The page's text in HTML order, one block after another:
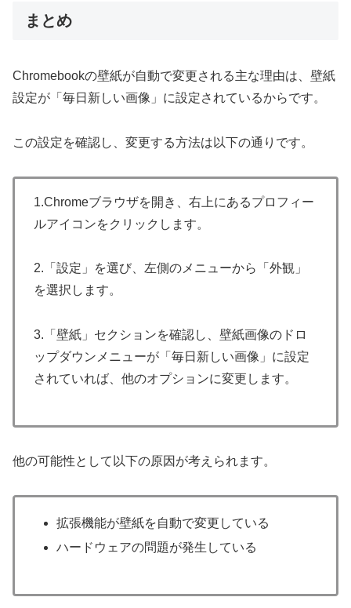
まとめ
Chromebookの壁紙が自動で変更される主な理由は、壁紙
設定が「毎日新しい画像」に設定されているからです。
この設定を確認し、変更する方法は以下の通りです。
1.Chromeブラウザを開き、右上にあるプロフィー
ルアイコンをクリックします。
2.「設定」を選び、左側のメニューから「外観」
を選択します。
3.「壁紙」セクションを確認し、壁紙画像のドロ
ップダウンメニューが「毎日新しい画像」に設定
されていれば、他のオプションに変更します。
他の可能性として以下の原因が考えられます。
拡張機能が壁紙を自動で変更している
ハードウェアの問題が発生している